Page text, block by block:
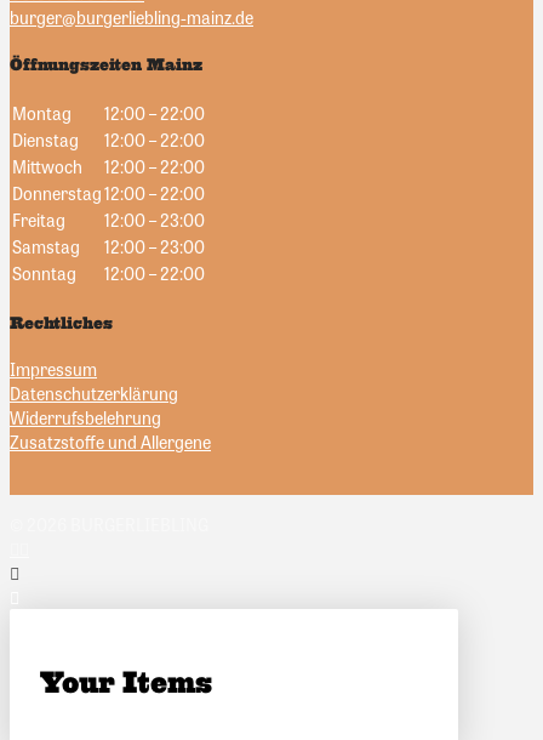
burger@burgerliebling-mainz.de
Öffnungszeiten Mainz
Montag
12:00 – 22:00
Dienstag
12:00 – 22:00
Mittwoch
12:00 – 22:00
Donnerstag12:00 – 22:00
Freitag
12:00 – 23:00
Samstag
12:00 – 23:00
Sonntag
12:00 – 22:00
Rechtliches
Impressum
Datenschutzerklärung
Widerrufsbelehrung
Zusatzstoffe und Allergene
Your Items